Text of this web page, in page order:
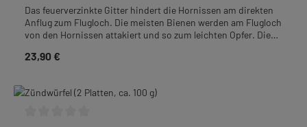
Das feuerverzinkte Gitter hindert die Hornissen am direkten
Anflug zum Flugloch. Die meisten Bienen werden am Flugloch
von den Hornissen attakiert und so zum leichten Opfer. Die
absetzen muss bevor sie eindringen kann. Hinter dem Gitter
Hornissenschutzkeil. Der Maulkorb wird durch einen
Regulärer Preis:
23,90 €